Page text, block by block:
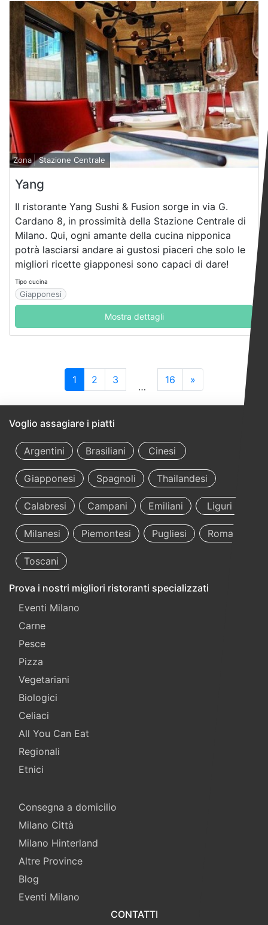
Zona Stazione Centrale
Yang
Il ristorante Yang Sushi & Fusion sorge in via G.
Cardano 8, in prossimità della Stazione Centrale di
Milano. Qui, ogni amante della cucina nipponica
potrà lasciarsi andare ai gustosi piaceri che solo le
migliori ricette giapponesi sono capaci di dare!
Tipo cucina
Giapponesi
Mostra dettagli
1 2 3
…
16 »
Voglio assagiare i piatti
Argentini Brasiliani Cinesi
Giapponesi Spagnoli Thailandesi
Calabresi Campani Emiliani Liguri
Milanesi Piemontesi Pugliesi Romani
Toscani
Prova i nostri migliori ristoranti specializzati
Eventi Milano
Carne
Pesce
Pizza
Vegetariani
Biologici
Celiaci
All You Can Eat
Regionali
Etnici
Consegna a domicilio
Milano Città
Milano Hinterland
Altre Province
Blog
Eventi Milano
CONTATTI